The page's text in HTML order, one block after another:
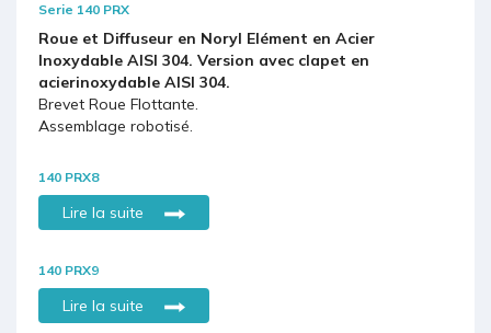
Serie 140 PRX
Roue et Diffuseur en Noryl Elément en Acier
Inoxydable AISI 304. Version avec clapet en
acierinoxydable AISI 304.
Brevet Roue Flottante.
Assemblage robotisé.
140 PRX8
Lire la suite
140 PRX9
Lire la suite